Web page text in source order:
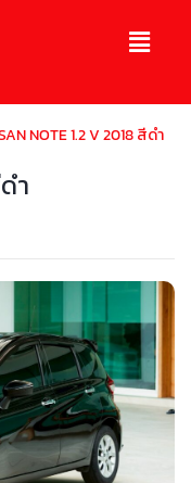
NOTE 1.2 V 2018 สีดำ
ำ